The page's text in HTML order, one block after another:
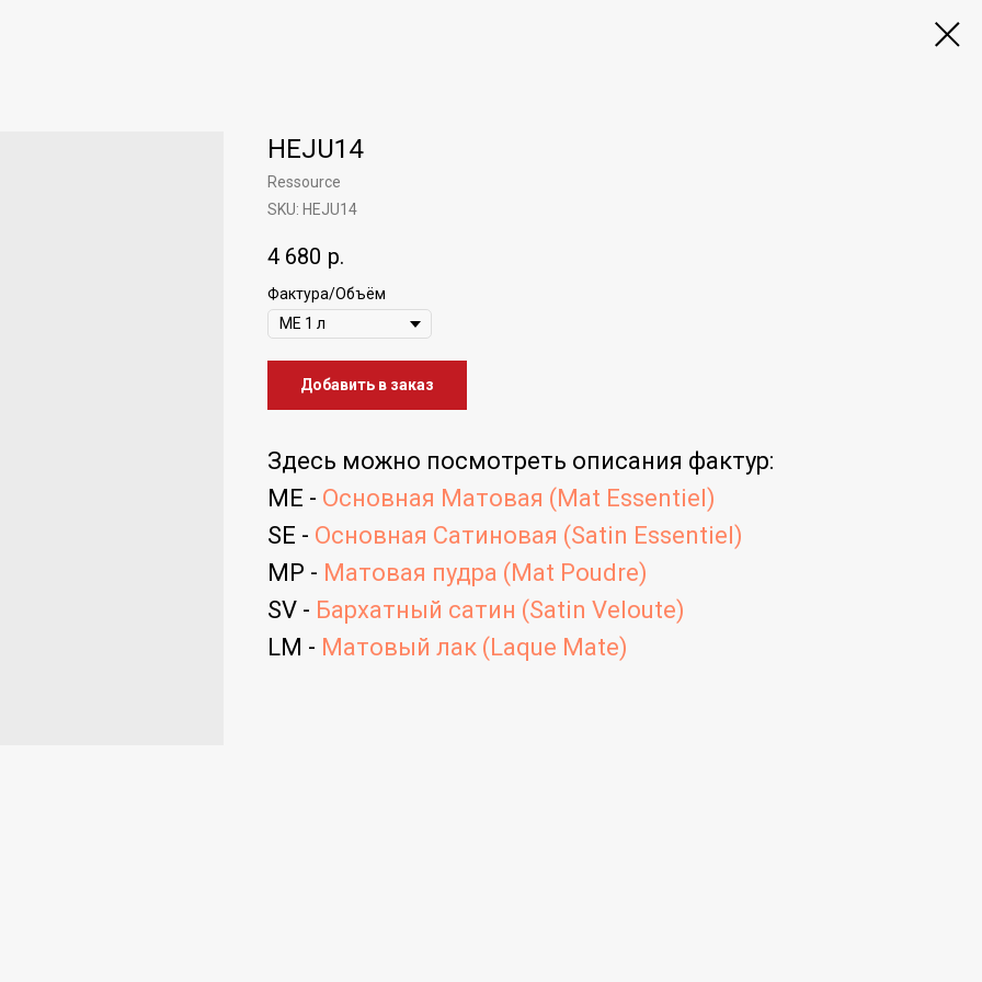
HEJU14
Ressource
SKU: HEJU14
4 680 р.
Фактура/Объём
Добавить в заказ
Здесь можно посмотреть описания фактур:
ME - Основная Матовая (Mat Essentiel)
SE - Основная Сатиновая (Satin Essentiel)
MP - Матовая пудра (Mat Poudre)
SV - Бархатный сатин (Satin Veloute)
LM - Матовый лак (Laque Mate)